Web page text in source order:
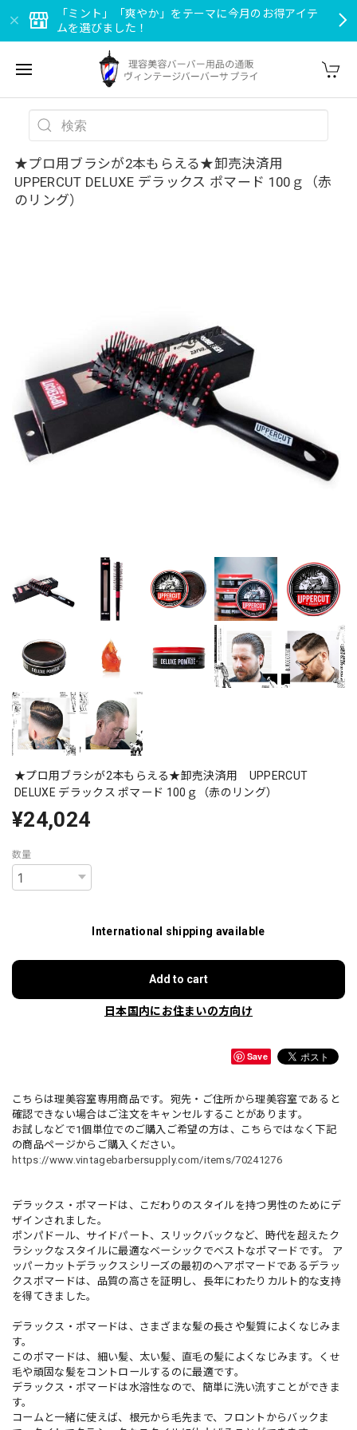
「ミント」「爽やか」をテーマに今月のお得アイテ
ムを選びました！
★プロ用ブラシが2本もらえる★卸売決済用
UPPERCUT DELUXE デラックス ポマード 100ｇ（赤
のリング）
★プロ用ブラシが2本もらえる★卸売決済用 UPPERCUT
DELUXE デラックス ポマード 100ｇ（赤のリング）
¥24,024
数量
International shipping available
Add to cart
日本国内にお住まいの方向け
Save
こちらは理美容室専用商品です。宛先・ご住所から理美容室であると
確認できない場合はご注文をキャンセルすることがあります。
お試しなどで1個単位でのご購入ご希望の方は、こちらではなく下記
の商品ページからご購入ください。
https://www.vintagebarbersupply.com/items/70241276
デラックス・ポマードは、こだわりのスタイルを持つ男性のためにデ
ザインされました。
ポンパドール、サイドパート、スリックバックなど、時代を超えたク
ラシックなスタイルに最適なベーシックでベストなポマードです。 ア
ッパーカットデラックスシリーズの最初のヘアポマードであるデラッ
クスポマードは、品質の高さを証明し、長年にわたりカルト的な支持
を得てきました。
デラックス・ポマードは、さまざまな髪の長さや髪質によくなじみま
す。
このポマードは、細い髪、太い髪、直毛の髪によくなじみます。くせ
毛や頑固な髪をコントロールするのに最適です。
デラックス・ポマードは水溶性なので、簡単に洗い流すことができま
す。
コームと一緒に使えば、根元から毛先まで、フロントからバックま